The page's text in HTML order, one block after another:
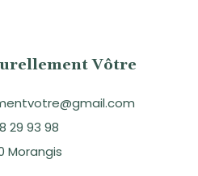
Vôtre
29 93 98
Morangis